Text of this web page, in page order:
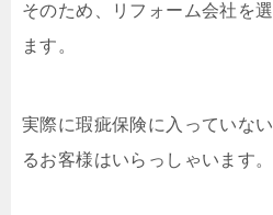
そのため、リフォーム会社を
ます。
実際に瑕疵保険に入っていな
るお客様はいらっしゃいます。